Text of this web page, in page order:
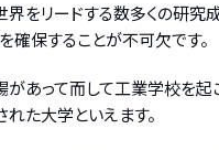
をリードする数多くの研究
確保することが不可欠です。
あって而して工業学校を起
た大学といえます。